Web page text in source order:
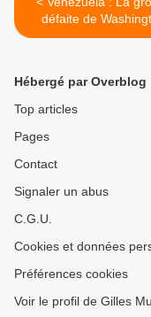
défaite de
Hébergé par Overblog
Top articles
Pages
Contact
Signaler un abus
C.G.U.
Cookies et données
Préférences cookies
Voir le profil de Gilles